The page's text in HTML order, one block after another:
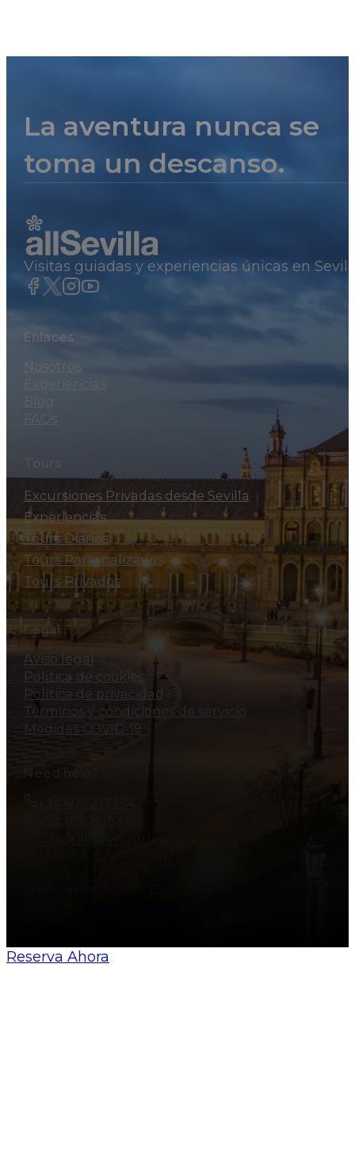
La aventura nunca se
toma un descanso.
Visitas guiadas y experiencias únicas en
Enlaces
Nosotros
Experiencias
Blog
FAQs
Excursiones Privadas desde Sevilla
Experiencias
Tours Diarios
Tours Personalizados
Tours Privados
Legal
Aviso legal
Política de cookies
Política de privacidad
Términos y condiciones de servicio
Medidas COVID-19
Reserva Ahora